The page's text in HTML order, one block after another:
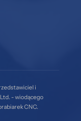
i
- wiodącego
CNC.